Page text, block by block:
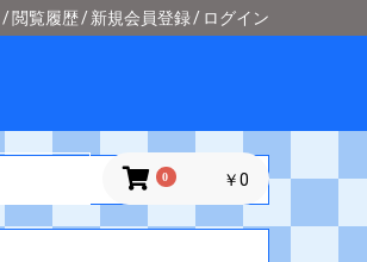
閲覧履歴 新規会員登録 ログイン
0 ￥0